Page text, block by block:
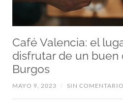
Café Valencia: el
disfrutar de un buen
Burgos
MAYO 9, 2023 / SIN